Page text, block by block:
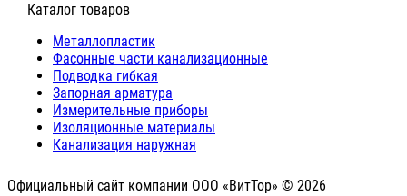
⠀Каталог товаров
Металлопластик
Фасонные части канализационные
Подводка гибкая
Запорная арматура
Измерительные приборы
Изоляционные материалы
Канализация наружная
Официальный сайт компании ООО «ВитТор» © 2026